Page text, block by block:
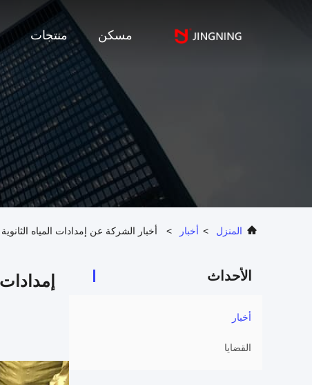
مسكن منتجات
المنزل > أخبار > أخبار الشركة عن إمدادات المياه
الأحداث
أخبار
القضايا